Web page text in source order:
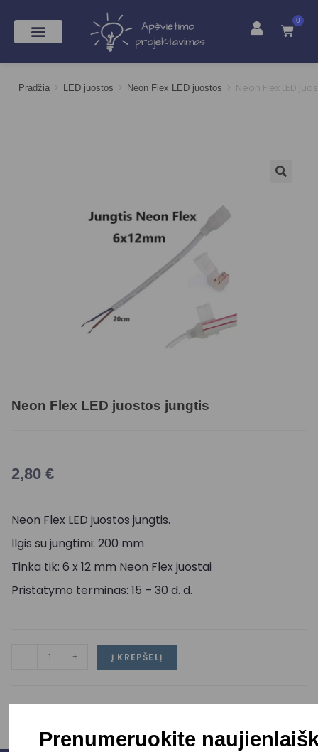
0
Pradžia > LED juostos > Neon Flex LED juostos > Neon Flex LED
Neon Flex LED juostos jungtis
2,80 €
Neon Flex LED juostos jungtis.
Ilgis su jungtimi: 200 mm
Tinka tik: 6 x 12 mm Neon Flex juostai
Pristatymo terminas: 15 – 30 d. d.
- + Į KREPŠELĮ
Prenumeruokite